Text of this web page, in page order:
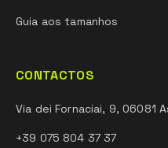
Guia aos tamanhos
CONTACTOS
Via dei Fornaciai, 9, 06081
+39 075 804 37 37